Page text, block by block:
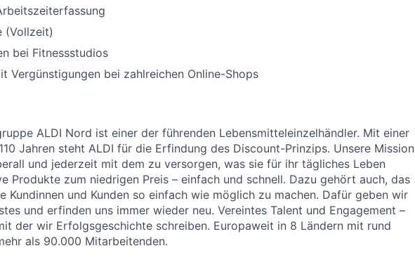
(Vollzeit)
bei Fitnessstudios
Vergünstigungen bei zahlreichen Online-Shops
ALDI Nord ist einer der führenden Lebensmitteleinzelhändler. Mit einer
Jahren steht ALDI für die Erfindung des Discount-Prinzips. Unsere Mission
und jederzeit mit dem zu versorgen, was sie für ihr tägliches Leben
Produkte zum niedrigen Preis – einfach und schnell. Dazu gehört auch, das
Kundinnen und Kunden so einfach wie möglich zu machen. Dafür geben wir
und erfinden uns immer wieder neu. Vereintes Talent und Engagement –
der wir Erfolgsgeschichte schreiben. Europaweit in 8 Ländern mit rund
als 90.000 Mitarbeitenden.